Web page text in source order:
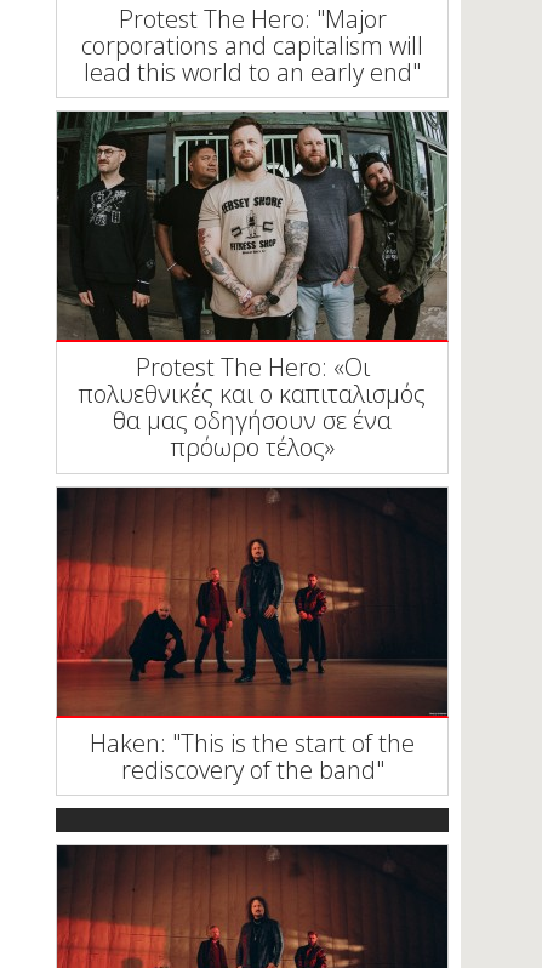
Protest The Hero: "Major
corporations and capitalism will
lead this world to an early end"
Protest The Hero: «Οι
πολυεθνικές και ο καπιταλισμός
θα μας οδηγήσουν σε ένα
πρόωρο τέλος»
Haken: "This is the start of the
rediscovery of the band"